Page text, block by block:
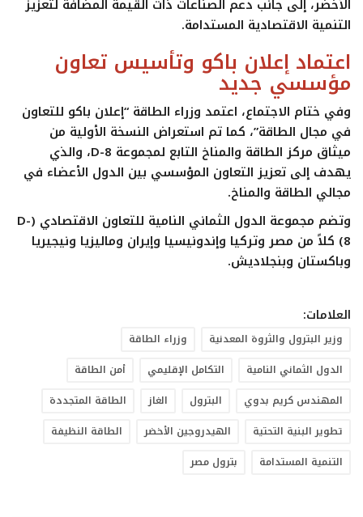
الأخضر، إلى جانب دعم الصناعات ذات القيمة المضافة لتعزيز
التنمية الاقتصادية المستدامة.
اعتماد إعلان باكو وتأسيس تعاون
مؤسسي جديد
وفي ختام الاجتماع، اعتمد وزراء الطاقة “إعلان باكو للتعاون
في مجال الطاقة”، كما تم استعراض النسخة الأولية من
ميثاق مركز الطاقة والمناخ التابع لمجموعة D-8، والذي
يهدف إلى تعزيز التعاون المؤسسي بين الدول الأعضاء في
مجالي الطاقة والمناخ.
وتضم مجموعة الدول الثماني النامية للتعاون الاقتصادي (D-
8) كلاً من مصر وتركيا وإندونيسيا وإيران وماليزيا ونيجيريا
وباكستان وبنجلاديش.
العلامات:
وزير البترول والثروة المعدنية
وزراء الطاقة
الدول الثماني النامية
التكامل الإقليمي
أمن الطاقة
المهندس كريم بدوي
البترول الغاز
الطاقة المتجددة
تطوير البنية التحتية
الهيدروجين الأخضر
الطاقة النظيفة
التنمية المستدامة
بترول مصر